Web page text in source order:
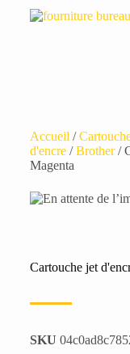
Accueil /
d'encre/Brother/
Magenta
Cartouche jet
SKU